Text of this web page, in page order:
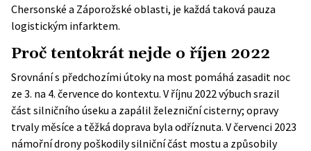
Chersonské a Záporožské oblasti, je každá taková pauza
logistickým infarktem.
Proč tentokrát nejde o říjen 2022
Srovnání s předchozími útoky na most pomáhá zasadit noc
ze 3. na 4. července do kontextu. V říjnu 2022 výbuch srazil
část silničního úseku a zapálil železniční cisterny; opravy
trvaly měsíce a těžká doprava byla odříznuta. V červenci 2023
námořní drony poškodily silniční část mostu a způsobily